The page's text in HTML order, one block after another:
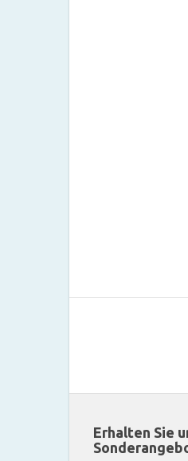
Erhalten Sie